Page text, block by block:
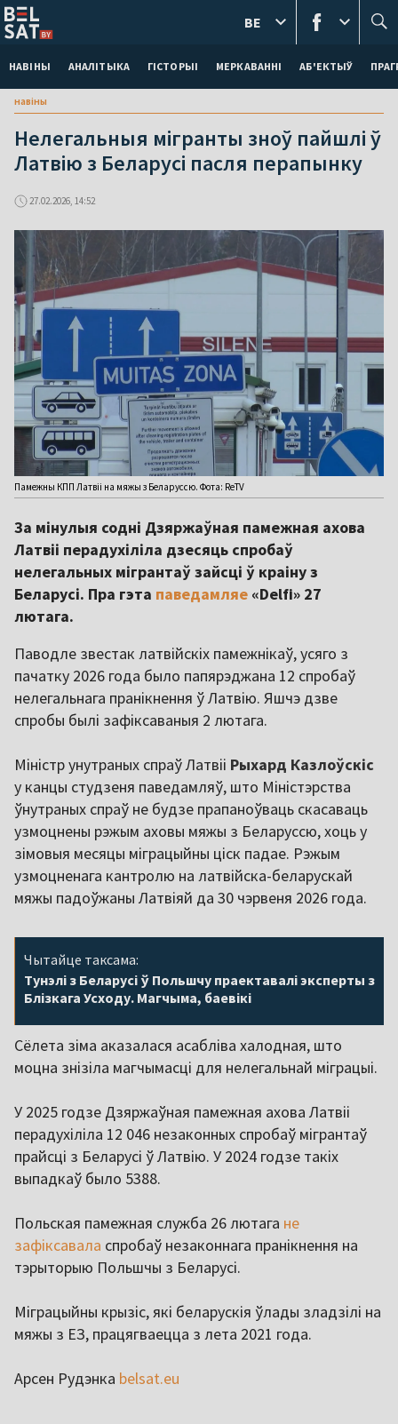
НАВІНЫ АНАЛІТЫКА ГІСТОРЫІ МЕРКАВАННI АБ'ЕКТЫЎ
BE
навіны
Нелегальныя мігранты зноў пайшлі ў
Латвію з Беларусі пасля перапынку
27.02.2026, 14:52
Памежны КПП Латвіі на мяжы з Беларуссю. Фота: ReTV
За мінулыя содні Дзяржаўная памежная ахова
Латвіі перадухіліла дзесяць спробаў
нелегальных мігрантаў зайсці ў краіну з
Беларусі. Пра гэта паведамляе «Delfi» 27
лютага.
Паводле звестак латвійскіх памежнікаў, усяго з
пачатку 2026 года было папярэджана 12 спробаў
нелегальнага пранікнення ў Латвію. Яшчэ дзве
спробы былі зафіксаваныя 2 лютага.
Міністр унутраных спраў Латвіі Рыхард Казлоўскіс
у канцы студзеня паведамляў, што Міністэрства
ўнутраных спраў не будзе прапаноўваць скасаваць
узмоцнены рэжым аховы мяжы з Беларуссю, хоць у
зімовыя месяцы міграцыйны ціск падае. Рэжым
узмоцненага кантролю на латвійска-беларускай
мяжы падоўжаны Латвіяй да 30 чэрвеня 2026 года.
Чытайце таксама:
Тунэлі з Беларусі ў Польшчу праектавалі эксперты з
Блізкага Усходу. Магчыма, баевікі
Сёлета зіма аказалася асабліва халодная, што
моцна знізіла магчымасці для нелегальнай міграцыі.
У 2025 годзе Дзяржаўная памежная ахова Латвіі
перадухіліла 12 046 незаконных спробаў мігрантаў
прайсці з Беларусі ў Латвію. У 2024 годзе такіх
выпадкаў было 5388.
Польская памежная служба 26 лютага не
зафіксавала спробаў незаконнага пранікнення на
тэрыторыю Польшчы з Беларусі.
Міграцыйны крызіс, які беларускія ўлады зладзілі на
мяжы з ЕЗ, працягваецца з лета 2021 года.
Арсен Рудэнка belsat.eu